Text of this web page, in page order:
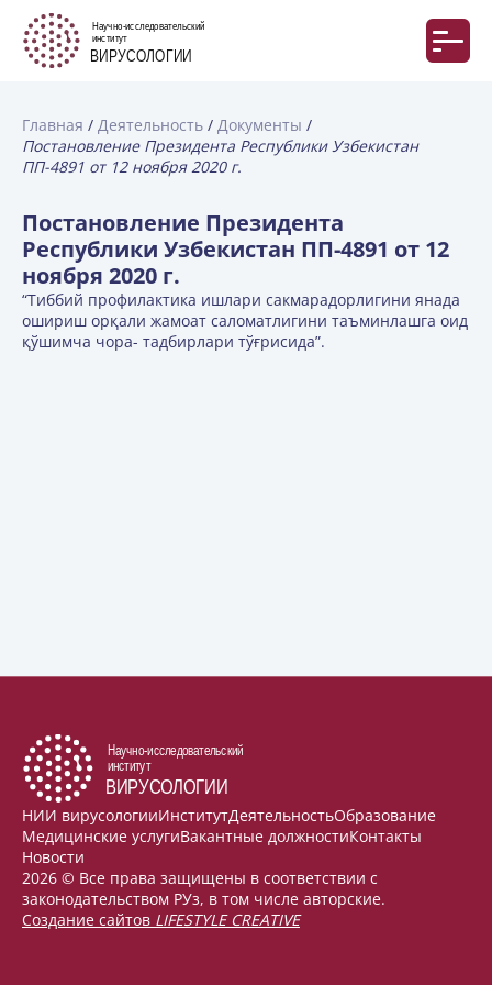
Главная Деятельность
Документы
Постановление Президента Республики Узбекистан
ПП-4891 от 12 ноября 2020 г.
Постановление Президента
Республики Узбекистан ПП-4891 от 12
ноября 2020 г.
“Тиббий профилактика ишлари сакмарадорлигини янада
ошириш орқали жамоат саломатлигини таъминлашга оид
қўшимча чора- тадбирлари тўғрисида”.
НИИ вирусологииИнститутДеятельностьОбразование
Медицинские услугиВакантные должностиКонтакты
Новости
2026 © Все права защищены в соответствии с
законодательством РУз, в том числе авторские.
Создание сайтов LIFESTYLE CREATIVE